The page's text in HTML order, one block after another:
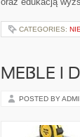
CATEGORIES:
MEBLE I
POSTED BY